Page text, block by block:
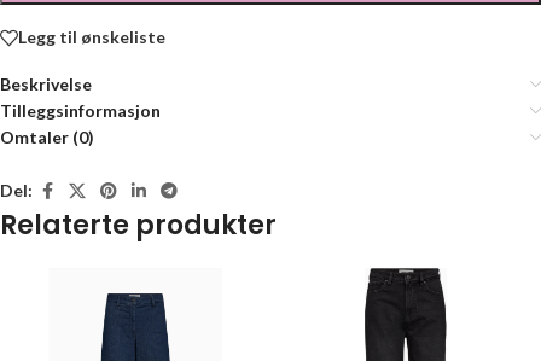
Legg til ønskeliste
Beskrivelse
Tilleggsinformasjon
Omtaler (0)
Del:
Relaterte produkter